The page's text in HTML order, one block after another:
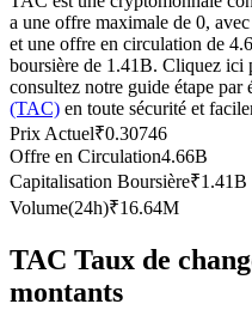
Copie de Trading
a une offre maximale de 0,
et une offre en circulation de
boursière de 1.41B. Cliquez ici
consultez notre guide étape par
(TAC) en toute sécurité et
Prix Actuel₹0.30746
Offre en Circulation4.66B
Capitalisation Boursière₹1.41B
Volume(24h)₹16.64M
TAC Taux de
montants